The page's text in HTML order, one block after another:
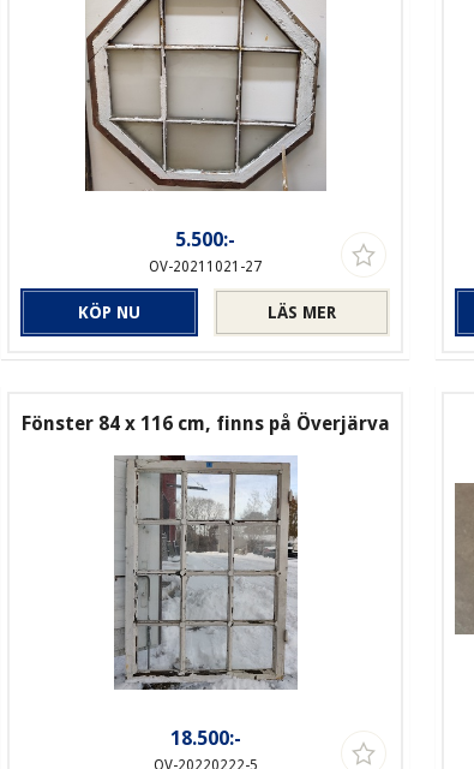
5.500:-
OV-20211021-27
LÄS MER
KÖP NU
Fönster 84 x 116 cm, finns på Överjärva
18.500:-
OV-20220222-5